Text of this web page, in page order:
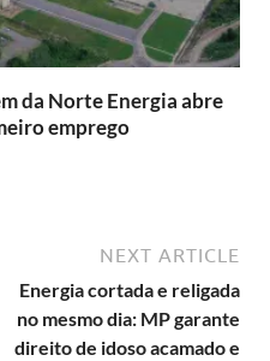
da Norte Energia abre
emprego
NEXT ARTICLE
Energia cortada e religada
no mesmo dia: MP garante
direito de idoso acamado e